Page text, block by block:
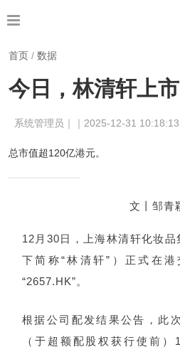
首页 / 数据
今日，林清轩上市
系统管理员｜｜2025-12-31 10:18:13
总市值超120亿港元。
文丨邹青
12月30日，上海林清轩化妆
下简称“林清轩”）正式在
“2657.HK”。
根据公司配发结果公告，此
（于超额配股权获行使前）